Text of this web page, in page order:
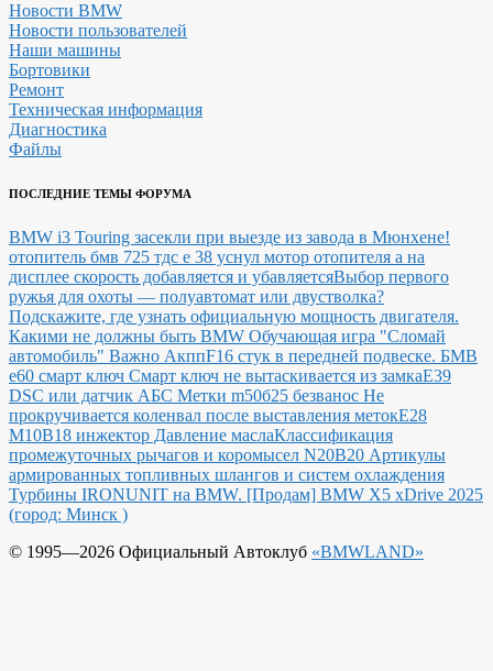
Новости BMW
Новости пользователей
Наши машины
Бортовики
Ремонт
Техническая информация
Диагностика
Файлы
ПОСЛЕДНИЕ ТЕМЫ ФОРУМА
BMW i3 Touring засекли при выезде из завода в Мюнхене!
отопитель бмв 725 тдс е 38 уснул мотор отопителя а на
дисплее скорость добавляется и убавляетсяВыбор первого
ружья для охоты — полуавтомат или двустволка?
Подскажите, где узнать официальную мощность двигателя.
Какими не должны быть BMW Обучающая игра "Сломай
автомобиль" Важно АкппF16 стук в передней подвеске. БМВ
е60 смарт ключ Смарт ключ не вытаскивается из замкаE39
DSC или датчик АБС Метки m50б25 безванос Не
прокручивается коленвал после выставления метокЕ28
М10В18 инжектор Давление маслаКлассификация
промежуточных рычагов и коромысел N20B20 Артикулы
армированных топливных шлангов и систем охлаждения
Турбины IRONUNIT на BMW. [Продам] BMW X5 xDrive 2025
(город: Минск )
© 1995—2026 Официальный Автоклуб «BMWLAND»